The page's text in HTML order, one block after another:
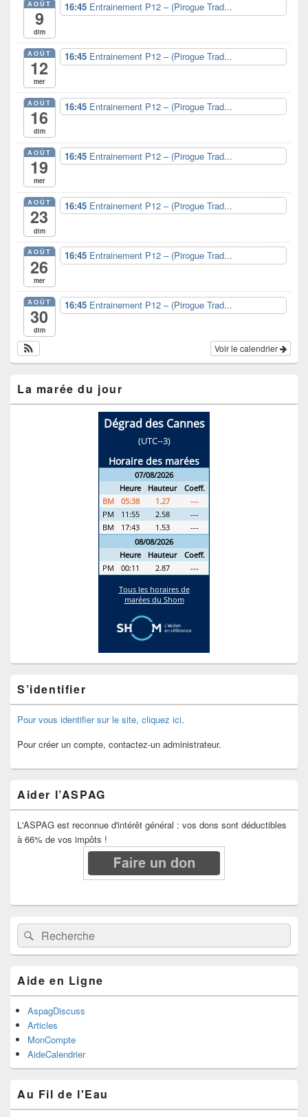
pour
barre
latérale
AOÛT
9
dim
16:45 Entrainement P12 – (Pirogue Trad...
AOÛT
12
mer
16:45 Entrainement P12 – (Pirogue Trad...
AOÛT
16
dim
16:45 Entrainement P12 – (Pirogue Trad...
AOÛT
19
mer
16:45 Entrainement P12 – (Pirogue Trad...
AOÛT
23
dim
16:45 Entrainement P12 – (Pirogue Trad...
AOÛT
26
mer
16:45 Entrainement P12 – (Pirogue Trad...
AOÛT
30
dim
16:45 Entrainement P12 – (Pirogue Trad...
Voir le calendrier
La marée du jour
S’identifier
Pour vous identifier sur le site, cliquez ici.
Pour créer un compte, contactez-un administrateur.
Aider l’ASPAG
L'ASPAG est reconnue d'intérêt général : vos dons sont déductibles
à 66% de vos impôts !
Recherche :Rechercher
Aide en Ligne
AspagDiscuss
Articles
MonCompte
AideCalendrier
Au Fil de l'Eau